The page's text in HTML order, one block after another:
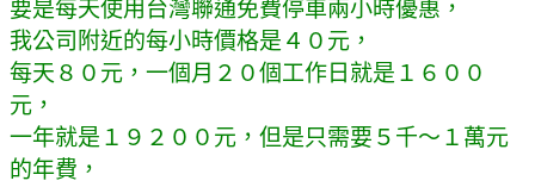
要是每天使用台灣聯通免費停車兩小時優惠，
我公司附近的每小時價格是４０元，
每天８０元，一個月２０個工作日就是１６００
元，
一年就是１９２００元，但是只需要５千～１萬元
的年費，